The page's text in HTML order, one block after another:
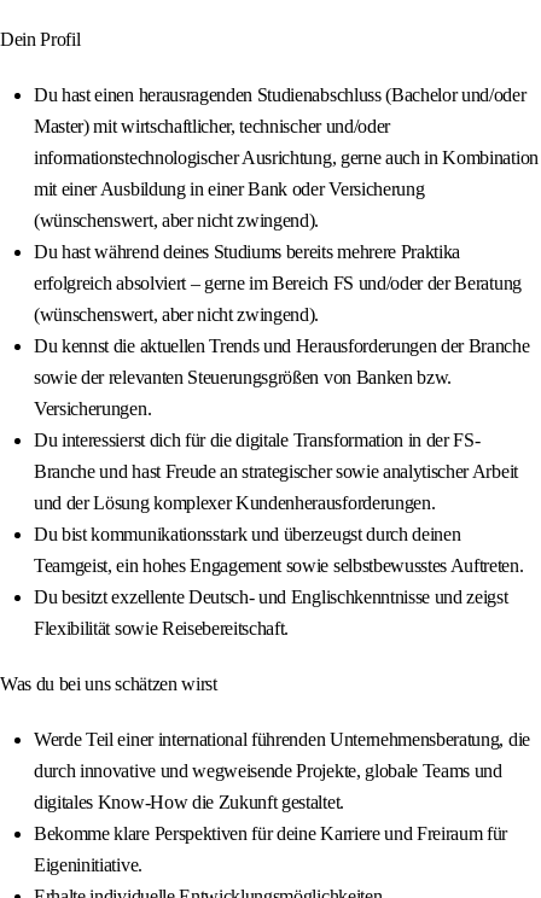
Dein Profil
Du hast einen herausragenden Studienabschluss (Bachelor und/oder
Master) mit wirtschaftlicher, technischer und/oder
informationstechnologischer Ausrichtung, gerne auch in Kombination
mit einer Ausbildung in einer Bank oder Versicherung
(wünschenswert, aber nicht zwingend).
Du hast während deines Studiums bereits mehrere Praktika
erfolgreich absolviert – gerne im Bereich FS und/oder der Beratung
(wünschenswert, aber nicht zwingend).
Du kennst die aktuellen Trends und Herausforderungen der Branche
sowie der relevanten Steuerungsgrößen von Banken bzw.
Versicherungen.
Du interessierst dich für die digitale Transformation in der FS-
Branche und hast Freude an strategischer sowie analytischer Arbeit
und der Lösung komplexer Kundenherausforderungen.
Du bist kommunikationsstark und überzeugst durch deinen
Teamgeist, ein hohes Engagement sowie selbstbewusstes Auftreten.
Du besitzt exzellente Deutsch- und Englischkenntnisse und zeigst
Flexibilität sowie Reisebereitschaft.
Was du bei uns schätzen wirst
Werde Teil einer international führenden Unternehmensberatung, die
durch innovative und wegweisende Projekte, globale Teams und
digitales Know-How die Zukunft gestaltet.
Bekomme klare Perspektiven für deine Karriere und Freiraum für
Eigeninitiative.